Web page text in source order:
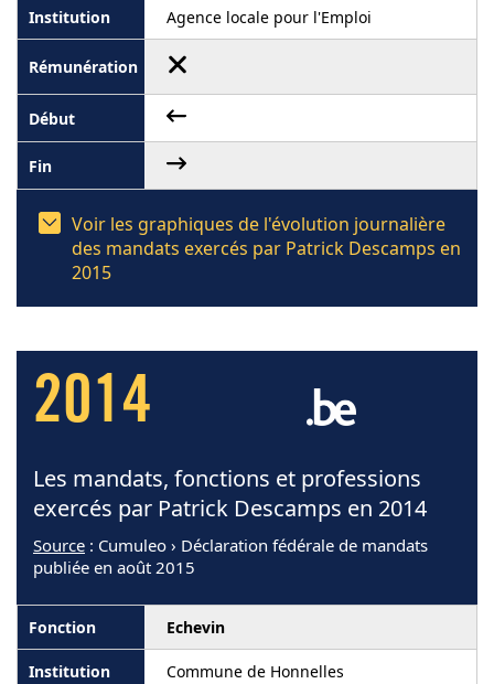
Agence locale pour l'Emploi
Voir les graphiques de l'évolution journalière
des mandats exercés par Patrick Descamps en
2015
2014
Les mandats, fonctions et professions
exercés par Patrick Descamps en 2014
Source : Cumuleo › Déclaration fédérale de mandats
publiée en août 2015
Echevin
Commune de Honnelles